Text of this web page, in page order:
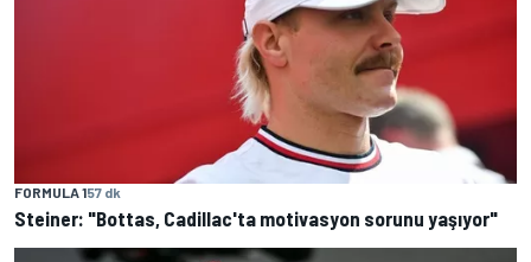
FORMULA 157 dk
Steiner: "Bottas, Cadillac'ta motivasyon sorunu yaşıyor"